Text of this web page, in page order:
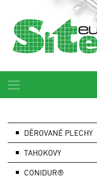
DĚROVANÉ PLECHY
TAHOKOVY
CONIDUR®